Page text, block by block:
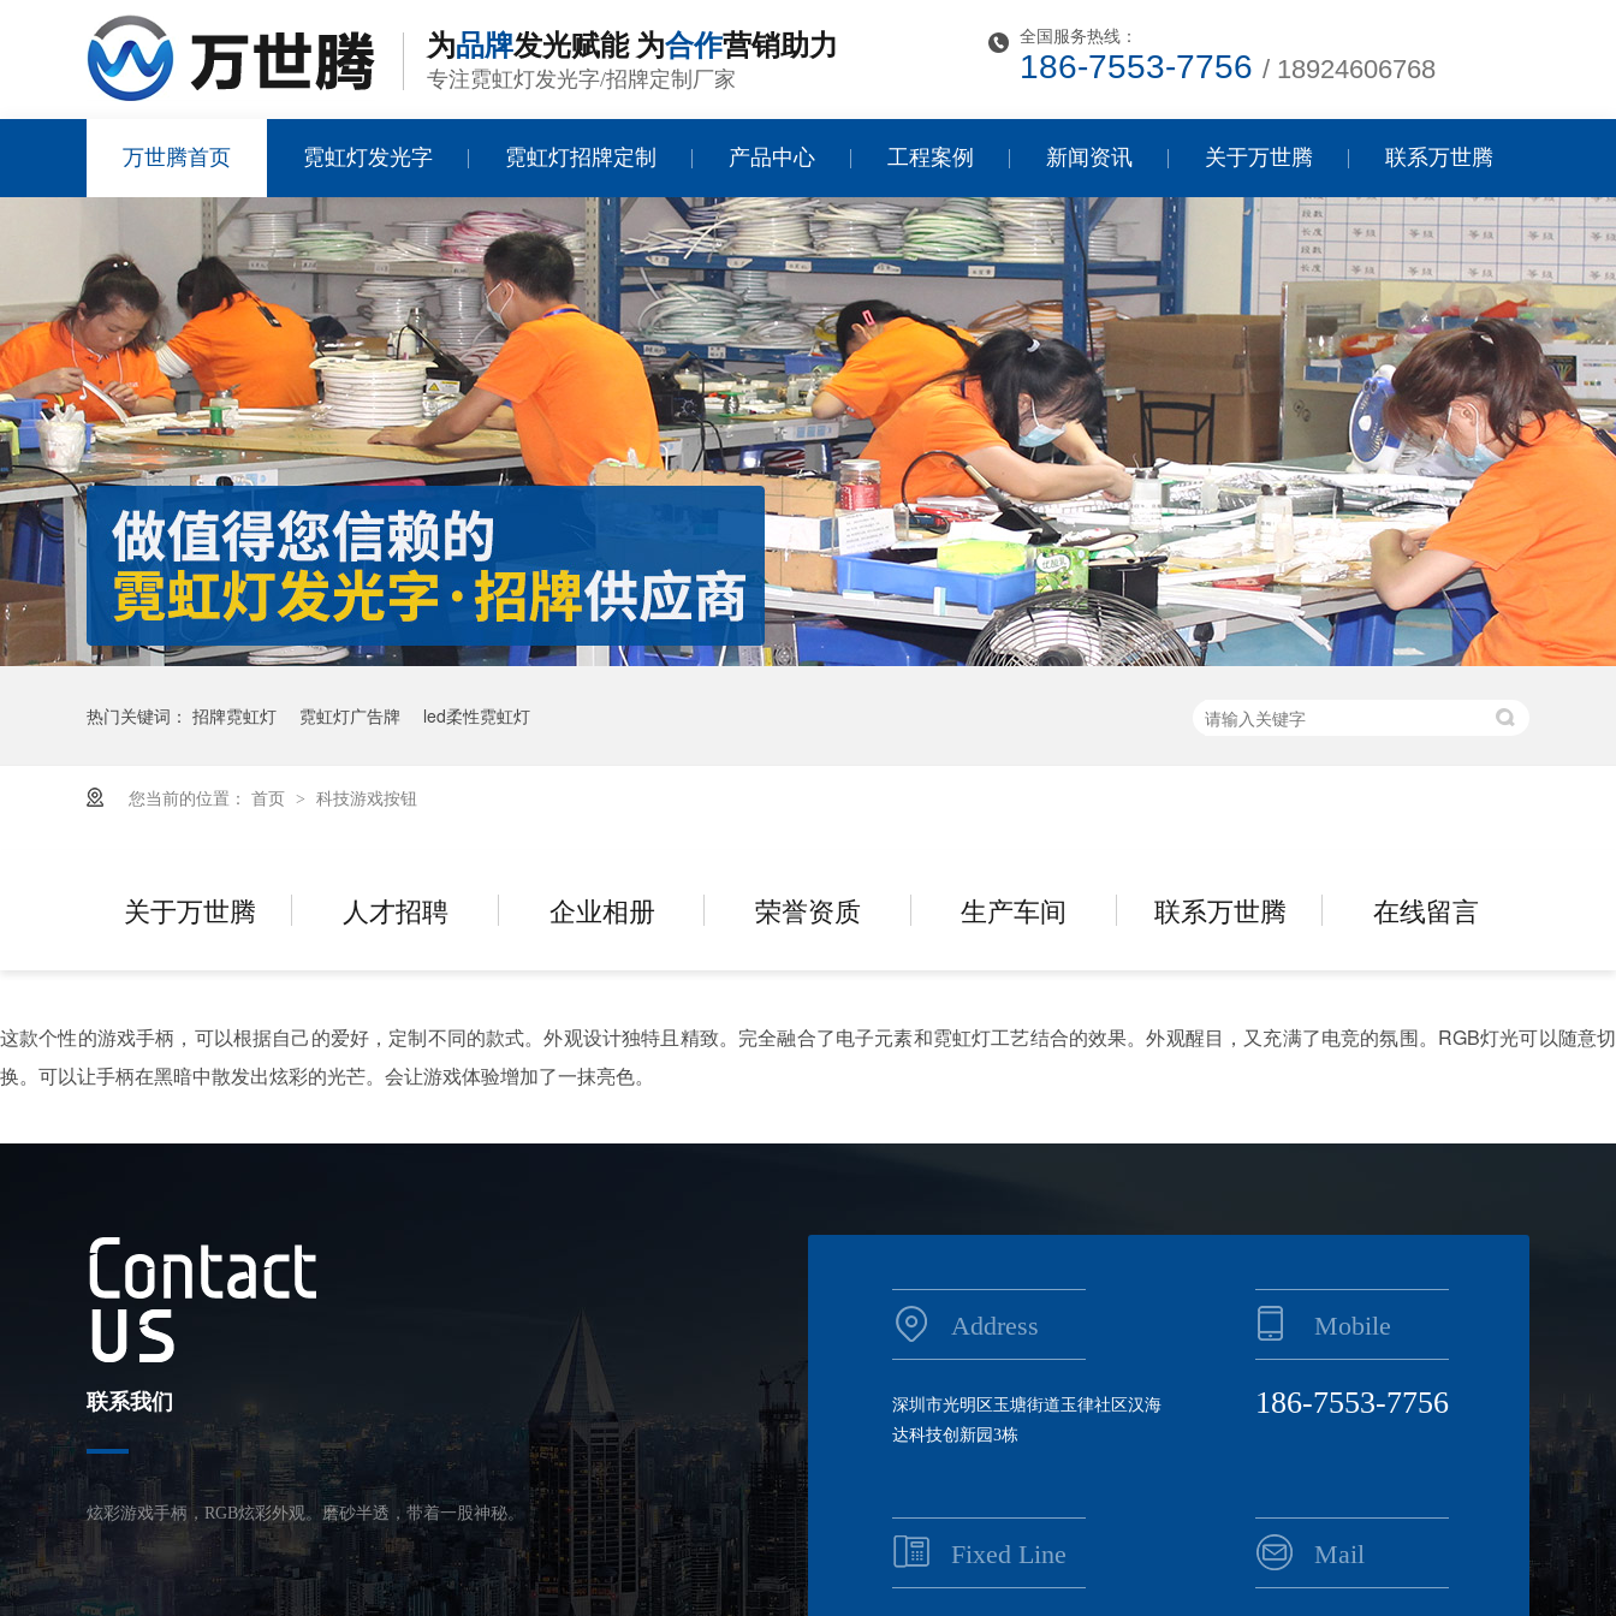
为品牌发光赋能 为合作营销助力
专注霓虹灯发光字/招牌定制厂家
全国服务热线：
186-7553-7756 / 18924606768
万世腾首页 霓虹灯发光字 霓虹灯招牌定制 产品中心 工程案例 新闻资讯 关于万世腾 联系万世腾
热门关键词： 招牌霓虹灯 霓虹灯广告牌 led柔性霓虹灯
您当前的位置： 首页 > 科技游戏按钮
关于万世腾 人才招聘 企业相册 荣誉资质 生产车间 联系万世腾 在线留言
这款个性的游戏手柄，可以根据自己的爱好，定制不同的款式。外观设计独特且精致。完全融合了电子元素和霓虹灯工艺结合的效果。外观醒目，又充满了电竞的氛围。RGB灯光可以随意切
换。可以让手柄在黑暗中散发出炫彩的光芒。会让游戏体验增加了一抹亮色。
联系我们
炫彩游戏手柄，RGB炫彩外观。磨砂半透，带着一股神秘。
Address
深圳市光明区玉塘街道玉律社区汉海
达科技创新园3栋
Mobile
186-7553-7756
Fixed Line Mail